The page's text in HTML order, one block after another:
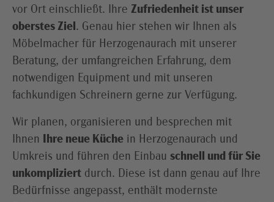
vor Ort einschließt. Ihre Zufriedenheit ist unser
oberstes Ziel. Genau hier stehen wir Ihnen als
Möbelmacher für Herzogenaurach mit unserer
Beratung, der umfangreichen Erfahrung, dem
notwendigen Equipment und mit unseren
fachkundigen Schreinern gerne zur Verfügung.
Wir planen, organisieren und besprechen mit
Ihnen Ihre neue Küche in Herzogenaurach und
Umkreis und führen den Einbau schnell und für Sie
unkompliziert durch. Diese ist dann genau auf Ihre
Bedürfnisse angepasst, enthält modernste